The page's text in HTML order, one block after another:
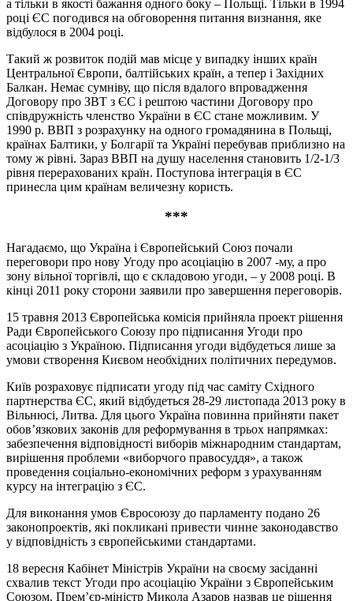
а тільки в якості бажання одного боку – Польщі. Тільки в 1994
році ЄС погодився на обговорення питання визнання, яке
відбулося в 2004 році.
Такий ж розвиток подій мав місце у випадку інших країн
Центральної Європи, балтійських країн, а тепер і Західних
Балкан. Немає сумніву, що після вдалого впровадження
Договору про ЗВТ з ЄС і рештою частини Договору про
співдружність членство України в ЄС стане можливим. У
1990 р. ВВП з розрахунку на одного громадянина в Польщі,
країнах Балтики, у Болгарії та Україні перебував приблизно на
тому ж рівні. Зараз ВВП на душу населення становить 1/2-1/3
рівня перерахованих країн. Поступова інтеграція в ЄС
принесла цим країнам величезну користь.
***
Нагадаємо, що Україна і Європейський Союз почали
переговори про нову Угоду про асоціацію в 2007 -му, а про
зону вільної торгівлі, що є складовою угоди, – у 2008 році. В
кінці 2011 року сторони заявили про завершення переговорів.
15 травня 2013 Європейська комісія прийняла проект рішення
Ради Європейського Союзу про підписання Угоди про
асоціацію з Україною. Підписання угоди відбудеться лише за
умови створення Києвом необхідних політичних передумов.
Київ розраховує підписати угоду під час саміту Східного
партнерства ЄС, який відбудеться 28-29 листопада 2013 року в
Вільнюсі, Литва. Для цього Україна повинна прийняти пакет
обов’язкових законів для реформування в трьох напрямках:
забезпечення відповідності виборів міжнародним стандартам,
вирішення проблеми «виборчого правосуддя», а також
проведення соціально-економічних реформ з урахуванням
курсу на інтеграцію з ЄС.
Для виконання умов Євросоюзу до парламенту подано 26
законопроектів, які покликані привести чинне законодавство
у відповідність з європейськими стандартами.
18 вересня Кабінет Міністрів України на своєму засіданні
схвалив текст Угоди про асоціацію України з Європейським
Союзом. Прем’єр-міністр Микола Азаров назвав це рішення